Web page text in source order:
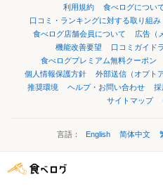
利用規約 食べログについ
口コミ・ランキングに対する取り組み
食べログ店舗会員について
広告（
機能改善要望
口コミガイド
食べログプレミアム無料クーポン
個人情報保護方針
外部送信（オプト
推奨環境
ヘルプ・お問い合わせ 採
サイトマップ
言語： English 简体中文